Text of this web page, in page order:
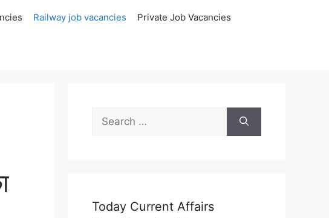
Railway job vacancies Private Job Vacancies
Search
for:
Today Current Affairs